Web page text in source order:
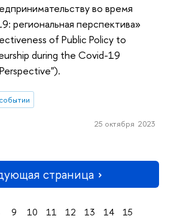
во время
региональная перспектива»
of Public Policy to
during the Covid-19
25 октября 2023
страница
9 10 11 12 13 14
15